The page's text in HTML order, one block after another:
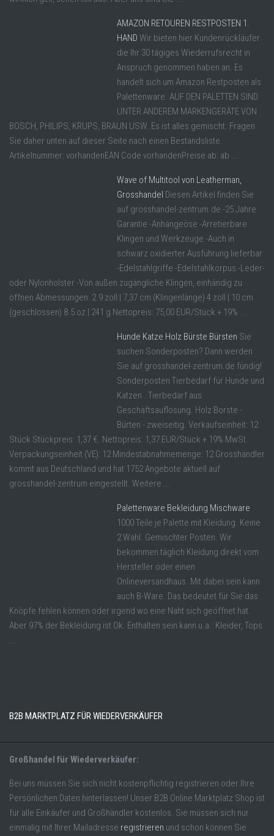
AMAZON RETOUREN RESTPOSTEN 1.
HAND Wir bieten hier Kundenrückläufer
die Ihr 30 tägiges Wiederrufsrecht in
Anspruch genommen haben an. Es
handelt sich um Amazon Restposten als
Palettenware. AUF DEN PALETTEN SIND
UNTER ANDEREM MARKENGERÄTE VON
BOSCH, PHILIPS, KRUPS, BRAUN USW. Es ist alles gemischt. Fragen
Sie daher unten auf dieser Seite nach einen Bestandsliste.
Artikelnummer: vorhandenEAN Code vorhandenPreise ab: ab ...
Wave of Multitool von Leatherman,
Grosshandel Diesen Artikel finden Sie
auf grosshandel-zentrum.de -25 Jahre
Garantie -Anhängeöse -Arretierbare
Klingen und Werkzeuge -Auch in
schwarz oxidierter Ausführung lieferbar
-Edelstahlgriffe -Edelstahlkorpus -Leder-
oder Nylonholster -Von außen zugängliche Klingen, einhändig zu
öffnen Abmessungen: 2.9 zoll | 7,37 cm (Klingenlänge) 4 zoll | 10 cm
(geschlossen) 8.5 oz | 241 g Nettopreis: 75,00 EUR/Stück + 19% ...
Hunde Katze Holz Bürste Bürsten Sie
suchen Sonderposten? Dann werden
Sie auf grosshandel-zentrum.de fündig!
Sonderposten Tierbedarf für Hunde und
Katzen . Tierbedarf aus
Geschäftsauflösung. Holz Borste -
Bürten - zweiseitig. Verkaufseinheit: 12
Stück Stückpreis: 1,37 €. Nettopreis: 1,37 EUR/Stück + 19% MwSt.
Verpackungseinheit (VE): 12 Mindestabnahmemenge: 12 Grosshändler
kommt aus Deutschland und hat 1752 Angebote aktuell auf
grosshandel-zentrum eingestellt. Weitere ...
Palettenware Bekleidung Mischware
1000 Teile je Palette mit Kleidung. Keine
2 Wahl. Gemischter Posten. Wir
bekommen täglich Kleidung direkt vom
Hersteller oder einen
Onlineversandhaus. Mit dabei sein kann
auch B-Ware. Das bedeutet für Sie das
Knöpfe fehlen können oder irgend wo eine Naht sich geöffnet hat.
Aber 97% der Bekleidung ist Ok. Enthalten sein kann u.a.: Kleider, Tops
...
B2B MARKTPLATZ FÜR WIEDERVERKÄUFER
Großhandel für Wiederverkäufer:
Bei uns müssen Sie sich nicht kostenpflichtig registrieren oder Ihre
Persönlichen Daten hinterlassen! Unser B2B Online Marktplatz Shop ist
für alle Einkäufer und Großhändler kostenlos. Sie müssen sich nur
einmalig mit Ihrer Mailadresse registrieren und schon können Sie